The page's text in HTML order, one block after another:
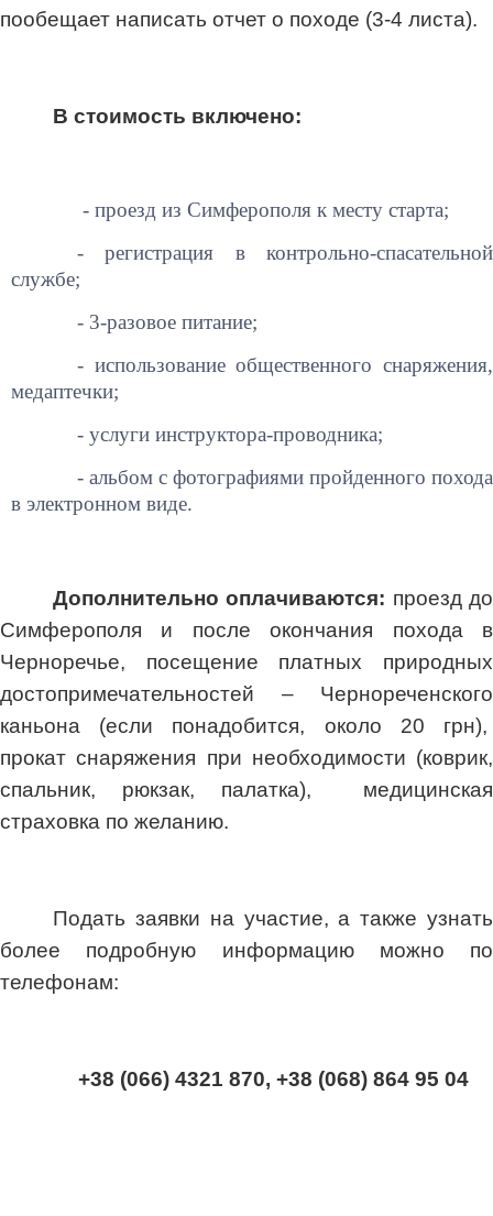
пообещает написать отчет о походе (3-4 листа).
В стоимость включено:
- проезд из Симферополя к месту старта;
- регистрация в контрольно-спасательной
службе;
- 3-разовое питание;
- использование общественного снаряжения,
медаптечки;
- услуги инструктора-проводника;
- альбом с фотографиями пройденного похода
в электронном виде.
Дополнительно оплачиваются: проезд до
Симферополя и после окончания похода в
Черноречье, посещение платных природных
достопримечательностей – Чернореченского
каньона (если понадобится, около 20 грн),
прокат снаряжения при необходимости (коврик,
спальник, рюкзак, палатка), медицинская
страховка по желанию.
Подать заявки на участие, а также узнать
более подробную информацию можно по
телефонам:
+38 (066) 4321 870, +38 (068) 864 95 04